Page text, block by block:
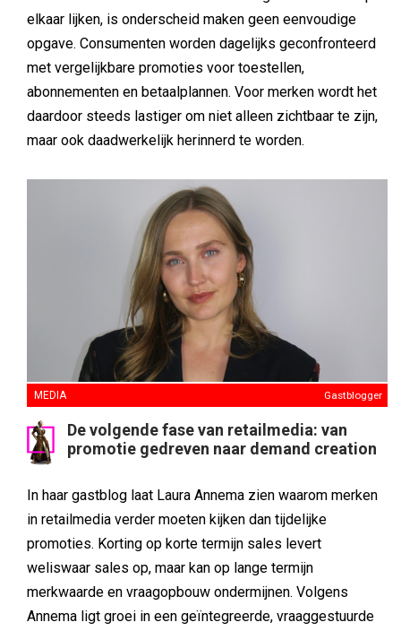
elkaar lijken, is onderscheid maken geen eenvoudige
opgave. Consumenten worden dagelijks geconfronteerd
met vergelijkbare promoties voor toestellen,
abonnementen en betaalplannen. Voor merken wordt het
daardoor steeds lastiger om niet alleen zichtbaar te zijn,
maar ook daadwerkelijk herinnerd te worden.
MEDIA Gastblogger
De volgende fase van retailmedia: van
promotie gedreven naar demand creation
In haar gastblog laat Laura Annema zien waarom merken
in retailmedia verder moeten kijken dan tijdelijke
promoties. Korting op korte termijn sales levert
weliswaar sales op, maar kan op lange termijn
merkwaarde en vraagopbouw ondermijnen. Volgens
Annema ligt groei in een geïntegreerde, vraaggestuurde